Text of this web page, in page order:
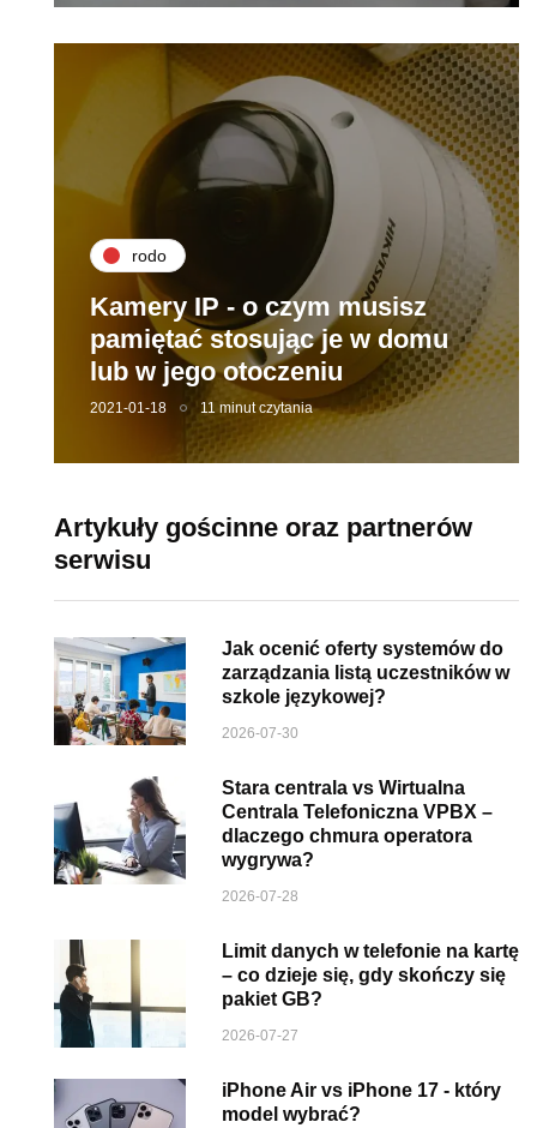
rodo
Kamery IP - o czym musisz
pamiętać stosując je w domu
lub w jego otoczeniu
2021-01-18 11 minut czytania
Artykuły gościnne oraz partnerów
serwisu
Jak ocenić oferty systemów do
zarządzania listą uczestników w
szkole językowej?
2026-07-30
Stara centrala vs Wirtualna
Centrala Telefoniczna VPBX –
dlaczego chmura operatora
wygrywa?
2026-07-28
Limit danych w telefonie na kartę
– co dzieje się, gdy skończy się
pakiet GB?
2026-07-27
iPhone Air vs iPhone 17 - który
model wybrać?